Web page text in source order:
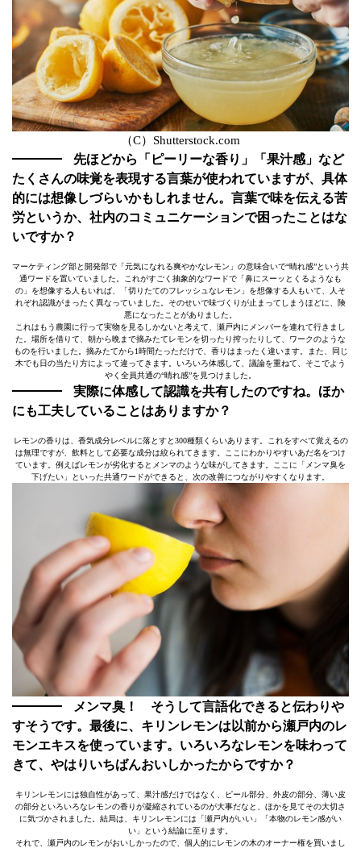
（C）Shutterstock.com
先ほどから「ピーリーな香り」「果汁感」など
たくさんの味覚を表現する言葉が使われていますが、具体
的には想像しづらいかもしれません。言葉で味を伝える苦
労というか、社内のコミュニケーションで困ったことはな
いですか？
マーケティング部と開発部で「元気になれる爽やかなレモン」の意味合いで“晴れ感”という共
通ワードを置いていました。これがすごく抽象的なワードで「鼻にスーッとくるようなも
の」を想像する人もいれば、「切りたてのフレッシュなレモン」を想像する人もいて、人そ
れぞれ認識がまったく異なっていました。そのせいで味づくりが止まってしまうほどに、険
悪になったことがありました。
これはもう農園に行って実物を見るしかないと考えて、瀬戸内にメンバーを連れて行きまし
た。場所を借りて、朝から晩まで摘みたてレモンを切ったり搾ったりして、ワークのような
ものを行いました。摘みたてから1時間たっただけで、香りはまったく違います。また、同じ
木でも日の当たり方によって違ってきます。いろいろ体感して、議論を重ねて、そこでよう
やく全員共通の“晴れ感”を見つけました。
実際に体感して認識を共有したのですね。ほか
にも工夫していることはありますか？
レモンの香りは、香気成分レベルに落とすと300種類くらいあります。これをすべて覚えるの
は無理ですが、飲料として必要な成分は絞られてきます。ここにわかりやすいあだ名をつけ
ています。例えばレモンが劣化するとメンマのような味がしてきます。ここに「メンマ臭を
下げたい」といった共通ワードができると、次の改善につながりやすくなります。
メンマ臭！ そうして言語化できると伝わりや
すそうです。最後に、キリンレモンは以前から瀬戸内のレ
モンエキスを使っています。いろいろなレモンを味わって
きて、やはりいちばんおいしかったからですか？
キリンレモンには独自性があって、果汁感だけではなく、ピール部分、外皮の部分、薄い皮
の部分といろいろなレモンの香りが凝縮されているのが大事だなと、ほかを見てその大切さ
に気づかされました。結局は、キリンレモンには「瀬戸内がいい」「本物のレモン感がい
い」という結論に至ります。
それで、瀬戸内のレモンがおいしかったので、個人的にレモンの木のオーナー権を買いまし